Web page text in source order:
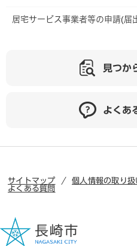
居宅サービス事業者等の申請(届
見つか
よくあ
サイトマップ 個人情報の取り扱
よくある質問